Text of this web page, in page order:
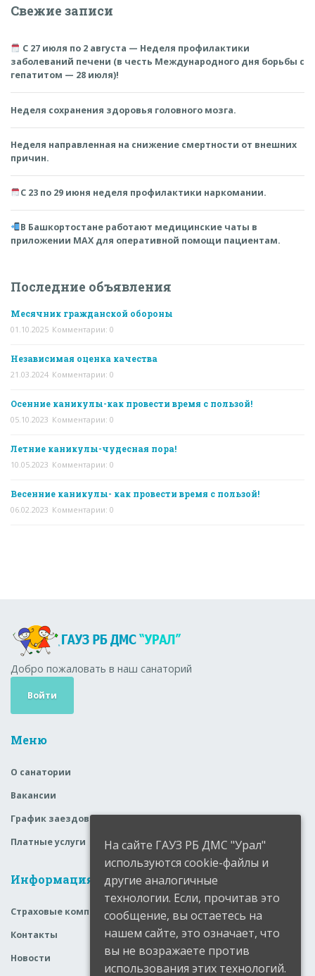
Свежие записи
С 27 июля по 2 августа — Неделя профилактики
заболеваний печени (в честь Международного дня борьбы с
гепатитом — 28 июля)!
Неделя сохранения здоровья головного мозга.
Неделя направленная на снижение смертности от внешних
причин.
С 23 по 29 июня неделя профилактики наркомании.
В Башкортостане работают медицинские чаты в
приложении MAX для оперативной помощи пациентам.
Последние объявления
Месячник гражданской обороны
01.10.2025 Комментарии: 0
Независимая оценка качества
21.03.2024 Комментарии: 0
Осенние каникулы-как провести время с пользой!
05.10.2023 Комментарии: 0
Летние каникулы-чудесная пора!
10.05.2023 Комментарии: 0
Весенние каникулы- как провести время с пользой!
06.02.2023 Комментарии: 0
Добро пожаловать в наш санаторий
Войти
Меню
О санатории
Вакансии
График заездов
Платные услуги
Информация
Страховые компании
Контакты
Новости
На сайте ГАУЗ РБ ДМС "Урал"
используются cookie-файлы и
другие аналогичные
технологии. Если, прочитав это
сообщение, вы остаетесь на
нашем сайте, это означает, что
вы не возражаете против
использования этих технологий.